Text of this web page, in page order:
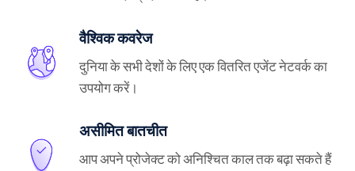
वैश्विक कवरेज
दुनिया के सभी देशों के लिए एक वितरित एजेंट नेटवर्क का
उपयोग करें।
असीमित बातचीत
आप अपने प्रोजेक्ट को अनिश्चित काल तक बढ़ा सकते हैं